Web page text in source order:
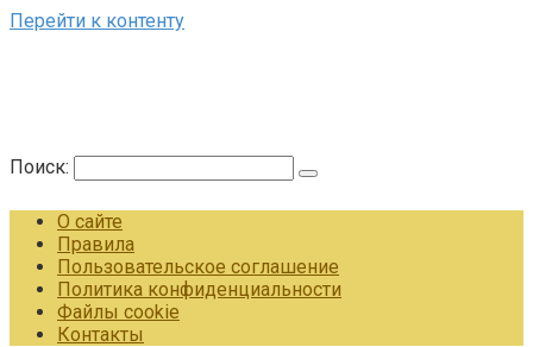
Перейти к контенту
Поиск:
О сайте
Правила
Пользовательское соглашение
Политика конфиденциальности
Файлы cookie
Контакты